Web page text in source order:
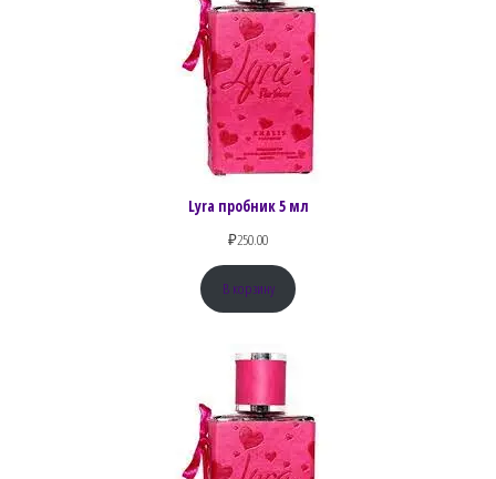
Lyra пробник 5 мл
₽250.00
В корзину